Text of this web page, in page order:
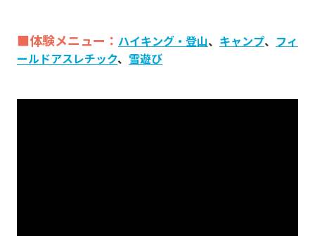
■体験メニュー： ハイキング・登山、 キャンプ、 フィ
ールドアスレチック、 雪遊び